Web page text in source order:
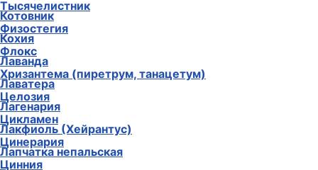
Тысячелистник
Физостегия
Флокс
Хризантема (пиретрум, танацетум)
Целозия
Цикламен
Цинерария
Цинния
Котовник
Кохия
Лаванда
Лаватера
Лагенария
Лакфиоль (Хейрантус)
Лапчатка непальская